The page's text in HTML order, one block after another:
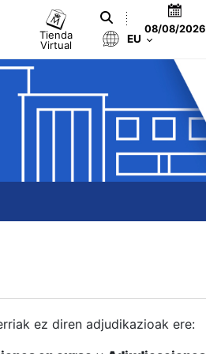
Tienda
Virtual
08/08/2026
EU
ez diren adjudikazioak ere: